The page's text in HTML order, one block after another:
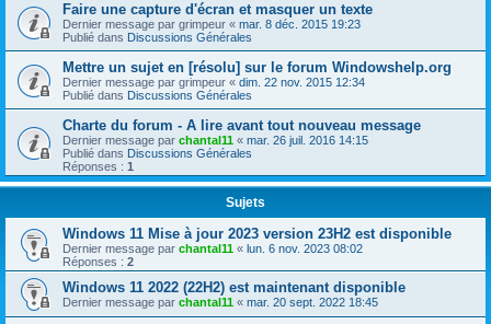
Faire une capture d'écran et masquer un texte
Dernier message par grimpeur « mar. 8 déc. 2015 19:23
Publié dans Discussions Générales
Mettre un sujet en [résolu] sur le forum Windowshelp.org
Dernier message par grimpeur « dim. 22 nov. 2015 12:34
Publié dans Discussions Générales
Charte du forum - A lire avant tout nouveau message
Dernier message par chantal11 « mar. 26 juil. 2016 14:15
Publié dans Discussions Générales
Réponses : 1
Sujets
Windows 11 Mise à jour 2023 version 23H2 est disponible
Dernier message par chantal11 « lun. 6 nov. 2023 08:02
Réponses : 2
Windows 11 2022 (22H2) est maintenant disponible
Dernier message par chantal11 « mar. 20 sept. 2022 18:45